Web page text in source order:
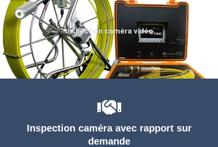
Inspection caméra avec rapport sur
demande
Inspection caméra vidéo